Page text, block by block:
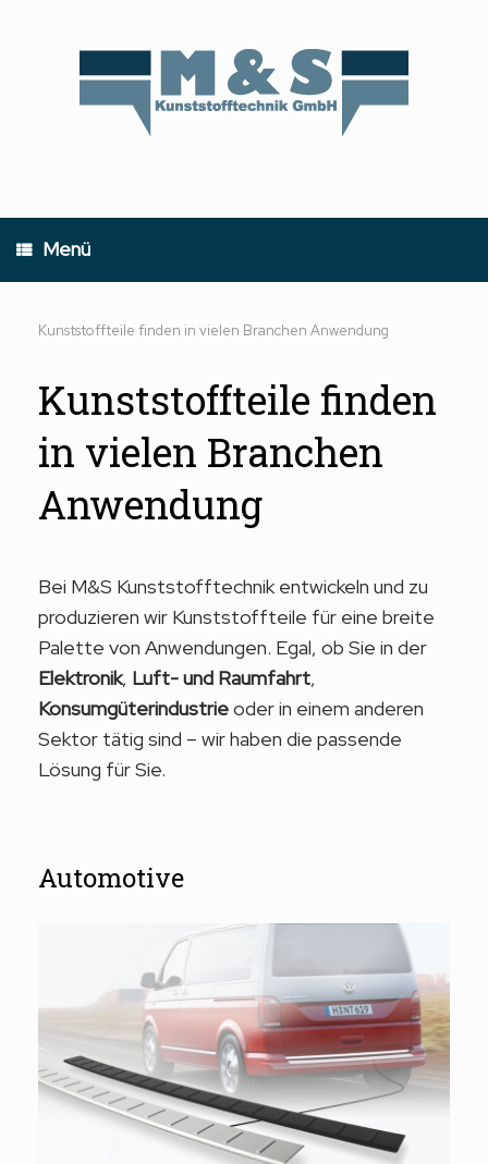
Menü
Kunststoffteile finden in vielen Branchen Anwendung
Kunststoffteile finden
in vielen Branchen
Anwendung
Bei M&S Kunststofftechnik entwickeln und zu
produzieren wir Kunststoffteile für eine breite
Palette von Anwendungen. Egal, ob Sie in der
Elektronik, Luft- und Raumfahrt,
Konsumgüterindustrieoder in einem anderen
Sektor tätig sind – wir haben die passende
Lösung für Sie.
Automotive